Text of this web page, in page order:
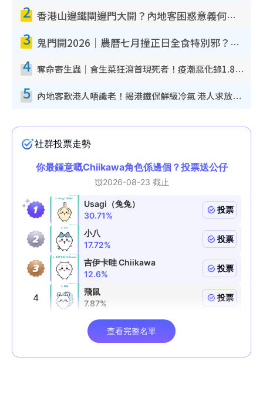
2 香港山邊鐵閘邊門大開？內地客困惑意義何在！網民神回覆：呢種叫法理性防禦
3 鬼門開2026｜農曆七月撞正日全食特別邪？專家警告切忌做一事！揭4大禁忌+2招保平安
4 奪命寄生蟲｜食生菜狂瀉首現死者！疫潮惡化錄1.8萬宗病例 揭洗菜3大謬誤
5 內地客歎港人唔識老！揭港鐵保鮮級冷氣 港人求放過：咪投訴